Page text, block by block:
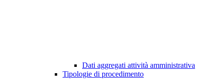
Dati aggregati attività amministrativa
Tipologie di procedimento